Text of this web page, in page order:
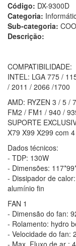
Código: DX-9300D
Categoria:
Sub-categoria:
Descrição:
COMPATIBILIDADE:
INTEL: LGA 775 /
/ 2011 / 2066 /1700
AMD: RYZEN 3 / 5 /
FM2 / FM1 / 940 /
SUPORTE
X79 X99 X299 com
Dados técnicos:
- TDP: 130W
- Dimensões:
- Dissipador de
alumínio fin
FAN 1
- Dimensão do fan:
- Rolamento: hydro
- Velocidade do fan:
- Max. Fluxo de ar :